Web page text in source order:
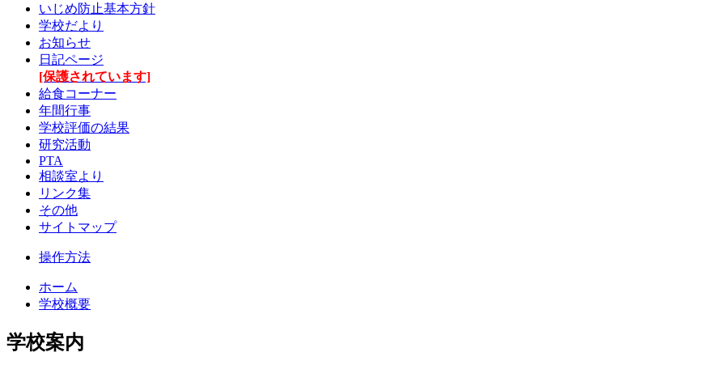
いじめ防止基本方針
学校だより
お知らせ
日記ページ
[保護されています]
給食コーナー
年間行事
学校評価の結果
研究活動
PTA
相談室より
リンク集
その他
サイトマップ
操作方法
ホーム
学校概要
学校案内